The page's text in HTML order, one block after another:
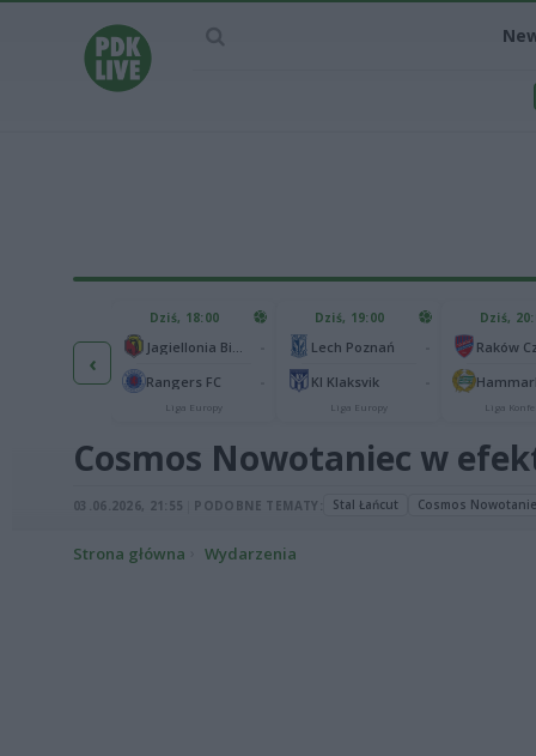
‹
Ferencvaros Budapeszt 1
Zabrze 0
Dziś, 18:00
Rangers FC
Liga Europy
Dziś, 19:00
Lech Poznań
KI Klaksvik
Liga Europy
Dziś,
Liga
Cosmos Nowotaniec w
03.06.2026, 21:55 PODOBNE TEMATY: Stal Łańcut Cosmos
Strona główna Wydarzenia